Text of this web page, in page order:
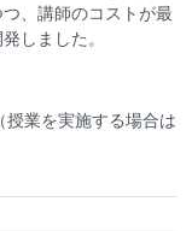
、講師のコストが最
しました。
業を実施する場合は